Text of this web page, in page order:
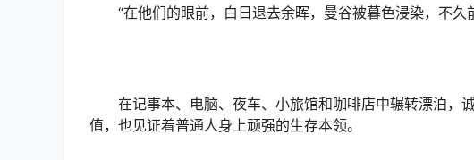
“在他们的眼前，白日退去余晖，曼谷被暮色浸染，不
在记事本、电脑、夜车、小旅馆和咖啡店中辗转漂泊，
值，也见证着普通人身上顽强的生存本领。